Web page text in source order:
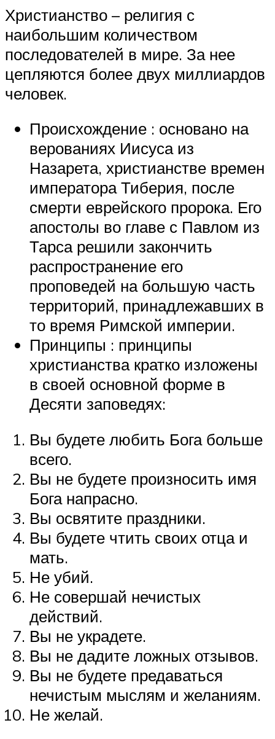
Христианство – религия с
наибольшим количеством
последователей в мире. За нее
цепляются более двух миллиардов
человек.
Происхождение : основано на
верованиях Иисуса из
Назарета, христианстве времен
императора Тиберия, после
смерти еврейского пророка. Его
апостолы во главе с Павлом из
Тарса решили закончить
распространение его
проповедей на большую часть
территорий, принадлежавших в
то время Римской империи.
Принципы : принципы
христианства кратко изложены
в своей основной форме в
Десяти заповедях:
Вы будете любить Бога больше
всего.
Вы не будете произносить имя
Бога напрасно.
Вы освятите праздники.
Вы будете чтить своих отца и
мать.
Не убий.
Не совершай нечистых
действий.
Вы не украдете.
Вы не дадите ложных отзывов.
Вы не будете предаваться
нечистым мыслям и желаниям.
Не желай.